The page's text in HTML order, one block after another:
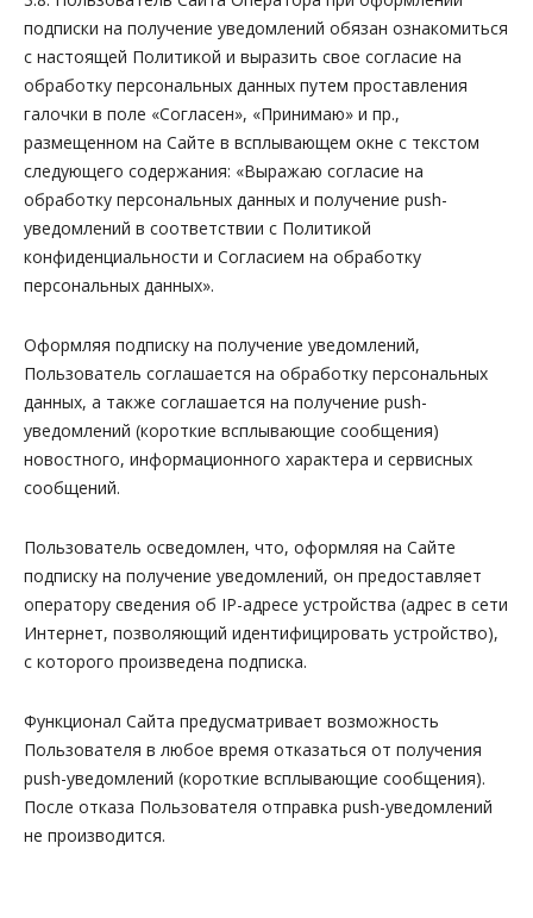
подписки на получение уведомлений обязан ознакомиться
с настоящей Политикой и выразить свое согласие на
обработку персональных данных путем проставления
галочки в поле «Согласен», «Принимаю» и пр.,
размещенном на Сайте в всплывающем окне с текстом
следующего содержания: «Выражаю согласие на
обработку персональных данных и получение push-
уведомлений в соответствии с Политикой
конфиденциальности и Согласием на обработку
персональных данных».
Оформляя подписку на получение уведомлений,
Пользователь соглашается на обработку персональных
данных, а также соглашается на получение push-
уведомлений (короткие всплывающие сообщения)
новостного, информационного характера и сервисных
сообщений.
Пользователь осведомлен, что, оформляя на Сайте
подписку на получение уведомлений, он предоставляет
оператору сведения об IP-адресе устройства (адрес в сети
Интернет, позволяющий идентифицировать устройство),
с которого произведена подписка.
Функционал Сайта предусматривает возможность
Пользователя в любое время отказаться от получения
push-уведомлений (короткие всплывающие сообщения).
После отказа Пользователя отправка push-уведомлений
не производится.